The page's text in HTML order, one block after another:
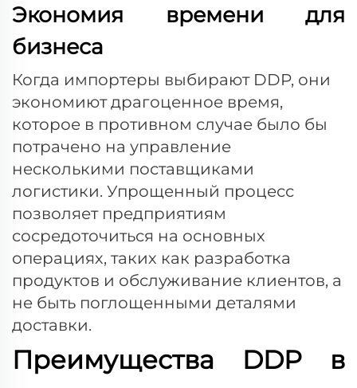
Экономия времени для
бизнеса
Когда импортеры выбирают DDP, они
экономиют драгоценное время,
которое в противном случае было бы
потрачено на управление
несколькими поставщиками
логистики. Упрощенный процесс
позволяет предприятиям
сосредоточиться на основных
операциях, таких как разработка
продуктов и обслуживание клиентов, а
не быть поглощенными деталями
доставки.
Преимущества DDP в